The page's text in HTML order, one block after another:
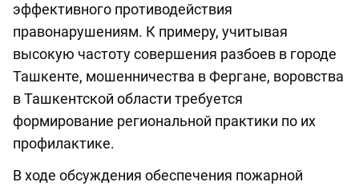
эффективного противодействия
правонарушениям. К примеру, учитывая
высокую частоту совершения разбоев в городе
Ташкенте, мошенничества в Фергане, воровства
в Ташкентской области требуется
формирование региональной практики по их
профилактике.
В ходе обсуждения обеспечения пожарной